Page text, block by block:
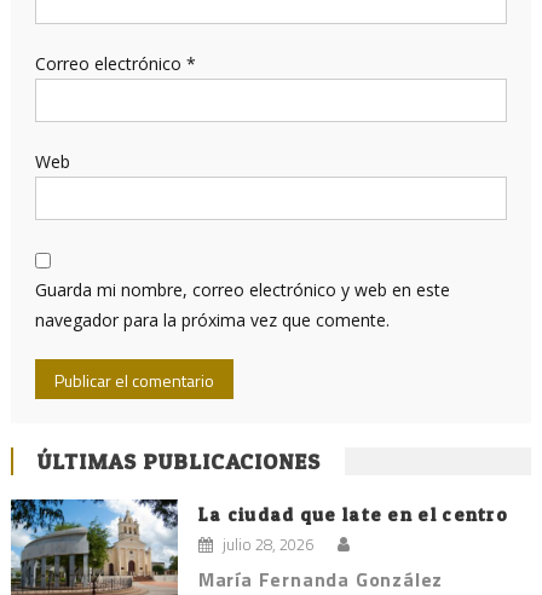
Correo electrónico *
Web
Guarda mi nombre, correo electrónico y web en este
navegador para la próxima vez que comente.
ÚLTIMAS PUBLICACIONES
La ciudad que late en el centro
julio 28, 2026
María Fernanda González